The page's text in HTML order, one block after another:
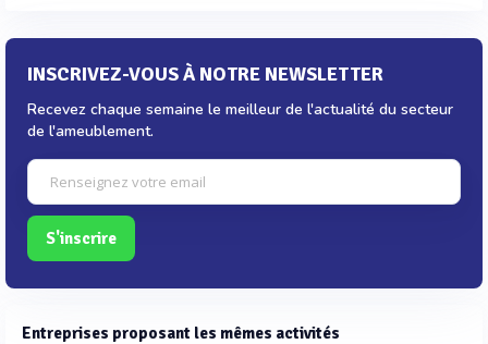
INSCRIVEZ-VOUS À NOTRE NEWSLETTER
Recevez chaque semaine le meilleur de l'actualité du secteur
de l'ameublement.
S'inscrire
Entreprises proposant les mêmes activités